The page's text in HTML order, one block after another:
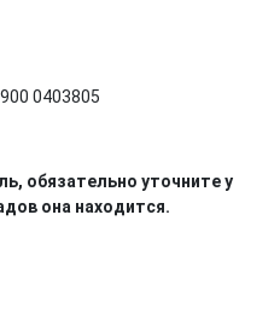
0403805
обязательно уточните у
она находится.